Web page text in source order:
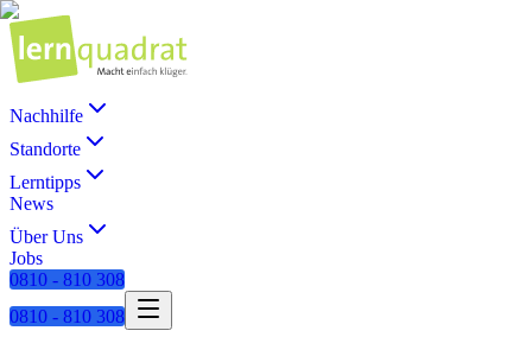
Nachhilfe
Standorte
Lerntipps
News
Über Uns
Jobs
0810 - 810 308
0810 - 810 308